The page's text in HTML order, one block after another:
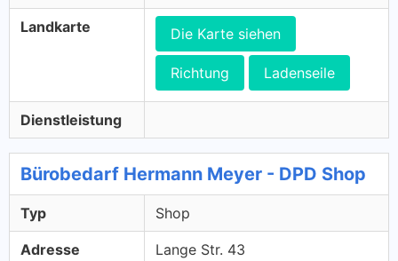
Landkarte Die Karte siehen
Richtung Ladenseile
Dienstleistung
Bürobedarf Hermann Meyer - DPD Shop
Typ Shop
Adresse
Lange Str. 43